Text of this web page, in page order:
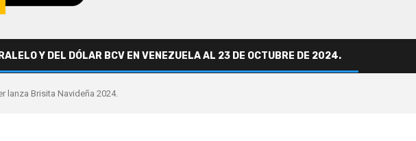
Y DEL DÓLAR BCV EN VENEZUELA AL 23 DE OCTUBRE DE 2024.
lanza Brisita Navideña 2024.